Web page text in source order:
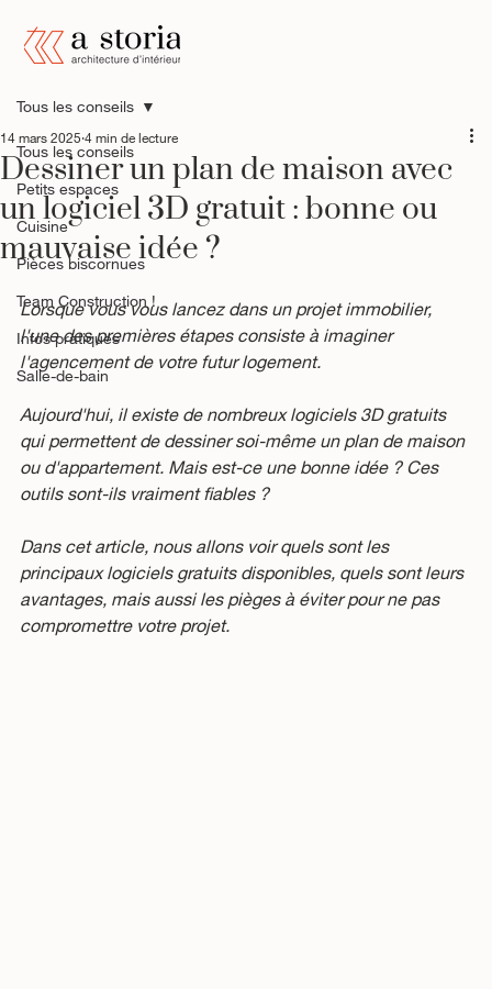
Tous les conseils
Petits espaces
Cuisine
Pièces biscornues
Team Construction !
Infos pratiques
Salle-de-bain
Tous les conseils
Dessiner un plan de maison avec
un logiciel 3D gratuit : bonne ou
mauvaise idée ?
14 mars 2025 4 min de lecture
Lorsque vous vous lancez dans un projet immobilier,
l'une des premières étapes consiste à imaginer
l'agencement de votre futur logement.
Aujourd'hui, il existe de nombreux logiciels 3D gratuits
qui permettent de dessiner soi-même un plan de maison
ou d'appartement. Mais est-ce une bonne idée ? Ces
outils sont-ils vraiment fiables ?
Dans cet article, nous allons voir quels sont les
principaux logiciels gratuits disponibles, quels sont leurs
avantages, mais aussi les pièges à éviter pour ne pas
compromettre votre projet.